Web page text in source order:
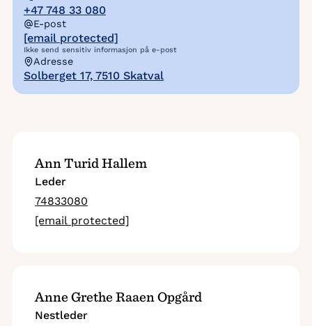
+47 748 33 080
E-post
[email protected]
Ikke send sensitiv informasjon på e-post
Adresse
Solberget 17, 7510 Skatval
Ann Turid Hallem
Leder
74833080
[email protected]
Anne Grethe Raaen Opgård
Nestleder